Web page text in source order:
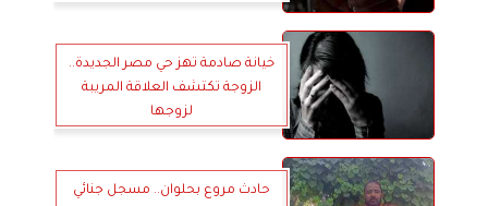
خيانة صادمة تهز حي مصر الجديدة..
الزوجة تكتشف العلاقة المريبة
لزوجها
حادث مروع بحلوان.. مسجل جنائي